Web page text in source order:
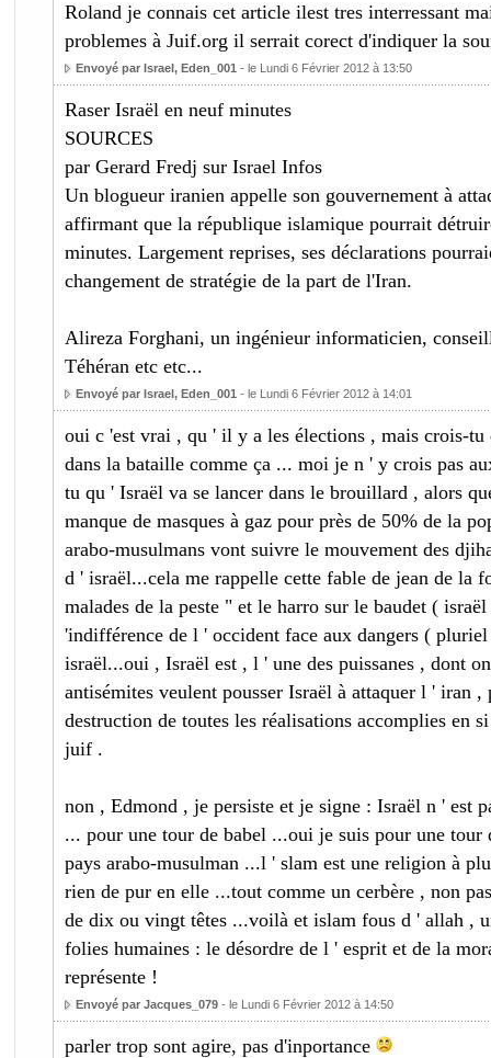
Roland je connais cet article ilest tres interressant
problemes à Juif.org il serrait corect d'indiquer la
Envoyé par Israel, Eden_001 - le Lundi 6 Février 2012 à 13:50
Raser Israël en neuf minutes
SOURCES
par Gerard Fredj sur Israel Infos
Un blogueur iranien appelle son gouvernement à
affirmant que la république islamique pourrait
minutes. Largement reprises, ses déclarations
changement de stratégie de la part de l'Iran.
Alireza Forghani, un ingénieur informaticien,
Téhéran etc etc...
Envoyé par Israel, Eden_001 - le Lundi 6 Février 2012 à 14:01
oui c 'est vrai , qu ' il y a les élections , mais crois-tu
dans la bataille comme ça ... moi je n ' y crois pas
tu qu ' Israël va se lancer dans le brouillard , alors
manque de masques à gaz pour près de 50% de la
arabo-musulmans vont suivre le mouvement des
d ' israël...cela me rappelle cette fable de jean de la
malades de la peste " et le harro sur le baudet (
'indifférence de l ' occident face aux dangers (
israël...oui , Israël est , l ' une des puissanes , dont
antisémites veulent pousser Israël à attaquer l ' iran ,
destruction de toutes les réalisations accomplies en
juif .
non , Edmond , je persiste et je signe : Israël n ' est
... pour une tour de babel ...oui je suis pour une tour
pays arabo-musulman ...l ' slam est une religion à
rien de pur en elle ...tout comme un cerbère , non
de dix ou vingt têtes ...voilà et islam fous d ' allah ,
folies humaines : le désordre de l ' esprit et de la
représente !
Envoyé par Jacques_079- le Lundi 6 Février 2012 à 14:50
parler trop sont agire, pas d'inportance